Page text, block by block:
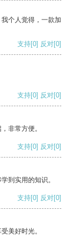
个人觉得，一款加
支持[0] 反对[0]
支持[0] 反对[0]
非常方便。
支持[0] 反对[0]
到实用的知识。
支持[0] 反对[0]
美好时光。